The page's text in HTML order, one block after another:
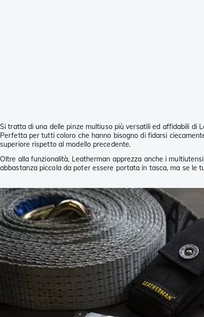
Si tratta di una delle pinze multiuso più versatili ed affidabili di
Perfetta per tutti coloro che hanno bisogno di fidarsi
superiore rispetto al modello precedente.
Oltre alla funzionalità, Leatherman apprezza anche i
abbastanza piccola da poter essere portata in tasca, ma se le